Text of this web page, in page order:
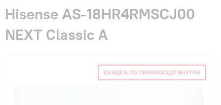
Гарантия и сервис
Hisense AS-18HR4RMSCJ00
NEXT Classic A
СКИДКА ПО ПРОМОКОДУ ВНУТРИ